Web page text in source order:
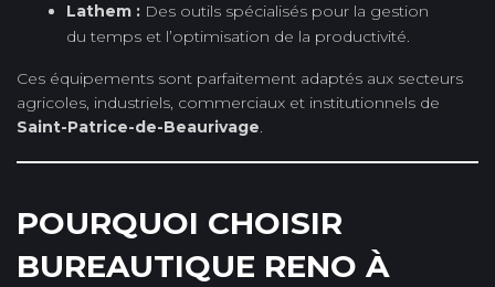
Lathem : Des outils spécialisés pour la gestion
du temps et l’optimisation de la productivité.
Ces équipements sont parfaitement adaptés aux secteurs
agricoles, industriels, commerciaux et institutionnels de
Saint-Patrice-de-Beaurivage.
POURQUOI CHOISIR
BUREAUTIQUE RENO À